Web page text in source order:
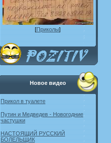
[Приколы]
Новое видео
Прикол в туалете
Путин и Медведев - Новогодние
частушки
НАСТОЯЩИЙ РУССКИЙ
БОЛЕЛЬЩИК